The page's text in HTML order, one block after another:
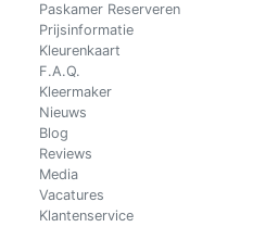
Paskamer Reserveren
Prijsinformatie
Kleurenkaart
F.A.Q.
Kleermaker
Nieuws
Blog
Reviews
Media
Vacatures
Klantenservice